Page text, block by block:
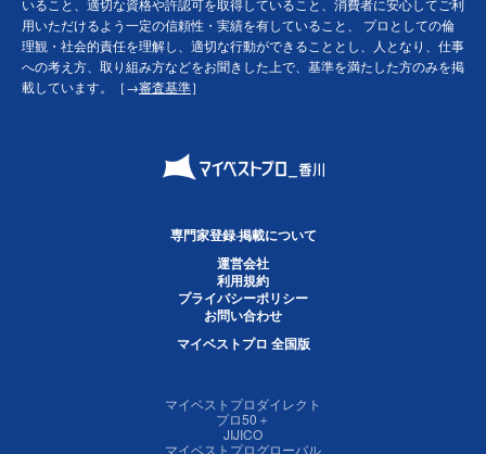
いること、適切な資格や許認可を取得していること、消費者に安心してご利
用いただけるよう一定の信頼性・実績を有していること、 プロとしての倫
理観・社会的責任を理解し、適切な行動ができることとし、人となり、仕事
への考え方、取り組み方などをお聞きした上で、基準を満たした方のみを掲
載しています。［→審査基準］
専門家登録·掲載について
運営会社
利用規約
プライバシーポリシー
お問い合わせ
マイベストプロ 全国版
マイベストプロダイレクト
プロ50＋
JIJICO
マイベストプログローバル